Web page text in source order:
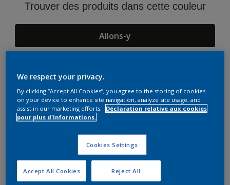
Trouver des produits dans cette couleur
Allons-y
Suggestions d'Harmonies
We respect your privacy.
By clicking “Accept All Cookies”, you agree to the storing of cookies
on your device to enhance site navigation, analyze site usage, and
assist in our marketing efforts.
Déclaration relative aux cookies
pour plus d'informations.
Cookies Settings
Reject All
Accept All Cookies